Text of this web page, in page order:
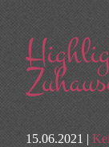
15.06.2021 |